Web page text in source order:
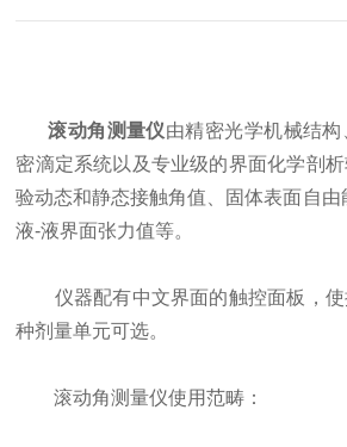
滚动角测量仪由精密光学机械结
密滴定系统以及专业级的界面化学剖
验动态和静态接触角值、固体表面自
液-液界面张力值等。
仪器配有中文界面的触控面板，使
种剂量单元可选。
滚动角测量仪使用范畴：